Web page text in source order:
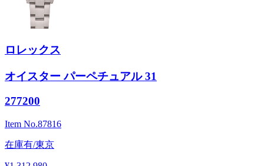
ロレックス
オイスター パーペチュアル 31
277200
Item No.87816
在庫有/東京